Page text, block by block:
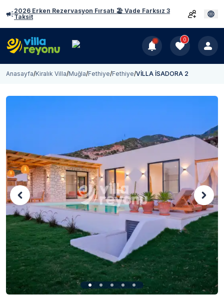
2026 Erken Rezervasyon Fırsatı 🏖️ Vade Farksız 3
Taksit
0
Anasayfa/Kiralık Villa/Muğla/Fethiye/Fethiye/VİLLA İSADORA 2